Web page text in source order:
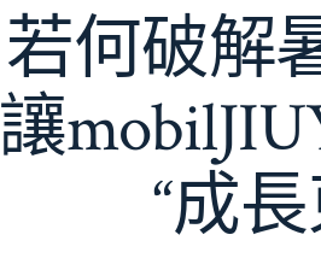
若何破解
讓
“成